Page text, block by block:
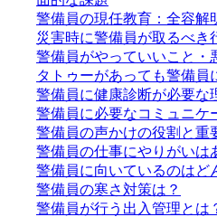
警備員の現任教育：全容解
災害時に警備員が取るべき
警備員がやっていいこと・
タトゥーがあっても警備員
警備員に健康診断が必要な
警備員に必要なコミュニケ
警備員の声かけの役割と重
警備員の仕事にやりがいは
警備員に向いているのはど
警備員の寒さ対策は？
警備員が行う出入管理とは